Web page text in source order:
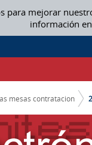
mejorar
información
mesas contratacion